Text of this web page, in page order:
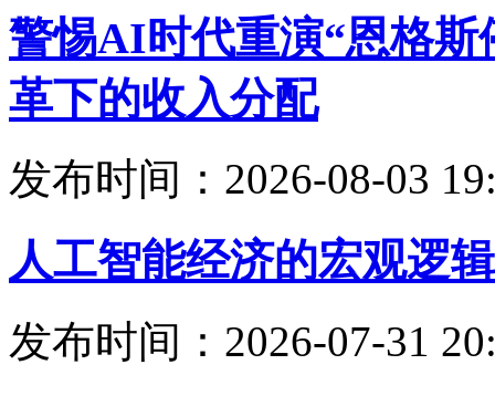
警惕AI时代重演“恩格
革下的收入分配
发布时间：2026-08-03
人工智能经济的宏观逻
发布时间：2026-07-31